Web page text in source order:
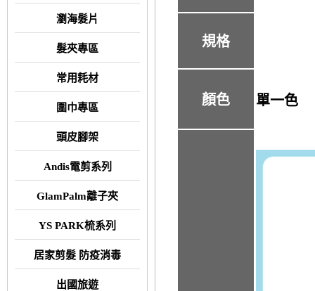
瀏海髮片
髮夾專區
常用耗材
圍巾專區
頭皮腳架
Andis電剪系列
GlamPalm離子夾
YS PARK梳系列
居家剪髮 防疫消毒
出國旅遊
規格
顏色 單一色